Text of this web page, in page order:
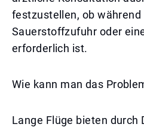
festzustellen, ob während
Sauerstoffzufuhr oder
erforderlich ist.
Wie kann man das
Lange Flüge bieten durch